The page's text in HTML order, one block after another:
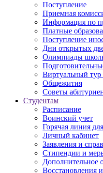
Поступление
Приемная
Информация по
Платные
Поступление
Дни открытых
Олимпиады
Виртуальный
Общежития
Советы
Студентам
Расписание
Воинский учет
Горячая линия
Личный кабинет
Заявления и
Стипендии и
Дополнительное
Восстановления